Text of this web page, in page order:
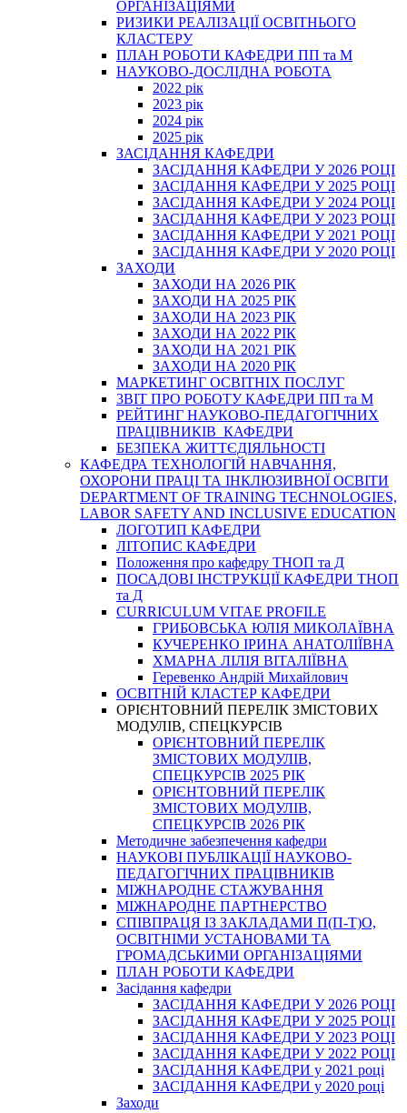
ОРГАНІЗАЦІЯМИ
РИЗИКИ РЕАЛІЗАЦІЇ ОСВІТНЬОГО
КЛАСТЕРУ
ПЛАН РОБОТИ КАФЕДРИ ПП та М
НАУКОВО-ДОСЛІДНА РОБОТА
2022 рік
2023 рік
2024 рік
2025 рік
ЗАСІДАННЯ КАФЕДРИ
ЗАСІДАННЯ КАФЕДРИ У 2026 РОЦІ
ЗАСІДАННЯ КАФЕДРИ У 2025 РОЦІ
ЗАСІДАННЯ КАФЕДРИ У 2024 РОЦІ
ЗАСІДАННЯ КАФЕДРИ У 2023 РОЦІ
ЗАСІДАННЯ КАФЕДРИ У 2021 РОЦІ
ЗАСІДАННЯ КАФЕДРИ У 2020 РОЦІ
ЗАХОДИ
ЗАХОДИ НА 2026 РІК
ЗАХОДИ НА 2025 РІК
ЗАХОДИ НА 2023 РІК
ЗАХОДИ НА 2022 РІК
ЗАХОДИ НА 2021 РІК
ЗАХОДИ НА 2020 РІК
МАРКЕТИНГ ОСВІТНІХ ПОСЛУГ
3BIT ПРО РОБОТУ КАФЕДРИ ПП та М
РЕЙТИНГ НАУКОВО-ПЕДАГОГІЧНИХ
ПРАЦІВНИКІВ КАФЕДРИ
БЕЗПЕКА ЖИТТЄДІЯЛЬНОСТІ
КАФЕДРА ТЕХНОЛОГІЙ НАВЧАННЯ,
ОХОРОНИ ПРАЦІ ТА ІНКЛЮЗИВНОЇ ОСВІТИ
DEPARTMENT OF TRAINING TECHNOLOGIES,
LABOR SAFETY AND INCLUSIVE EDUCATION
ЛОГОТИП КАФЕДРИ
ЛІТОПИС КАФЕДРИ
Положення про кафедру ТНОП та Д
ПОСАДОВІ ІНСТРУКЦІЇ КАФЕДРИ ТНОП
та Д
CURRICULUM VITAE PROFILE
ГРИБОВСЬКА ЮЛІЯ МИКОЛАЇВНА
КУЧЕРЕНКО ІРИНА АНАТОЛІЇВНА
ХМАРНА ЛІЛІЯ ВІТАЛІЇВНА
Геревенко Андрій Михайлович
ОСВІТНІЙ КЛАСТЕР КАФЕДРИ
ОРІЄНТОВНИЙ ПЕРЕЛІК ЗМІСТОВИХ
МОДУЛІВ, СПЕЦКУРСІВ
ОРІЄНТОВНИЙ ПЕРЕЛІК
ЗМІСТОВИХ МОДУЛІВ,
СПЕЦКУРСІВ 2025 РІК
ОРІЄНТОВНИЙ ПЕРЕЛІК
ЗМІСТОВИХ МОДУЛІВ,
СПЕЦКУРСІВ 2026 РІК
Методичне забезпечення кафедри
НАУКОВІ ПУБЛІКАЦІЇ НАУКОВО-
ПЕДАГОГІЧНИХ ПРАЦІВНИКІВ
МІЖНАРОДНЕ СТАЖУВАННЯ
МІЖНАРОДНЕ ПАРТНЕРСТВО
СПІВПРАЦЯ ІЗ ЗАКЛАДАМИ П(П-Т)О,
ОСВІТНІМИ УСТАНОВАМИ ТА
ГРОМАДСЬКИМИ ОРГАНІЗАЦІЯМИ
ПЛАН РОБОТИ КАФЕДРИ
Засідання кафедри
ЗАСІДАННЯ КАФЕДРИ У 2026 РОЦІ
ЗАСІДАННЯ КАФЕДРИ У 2025 РОЦІ
ЗАСІДАННЯ КАФЕДРИ У 2023 РОЦІ
ЗАСІДАННЯ КАФЕДРИ У 2022 РОЦІ
ЗАСІДАННЯ КАФЕДРИ у 2021 році
ЗАСІДАННЯ КАФЕДРИ у 2020 році
Заходи